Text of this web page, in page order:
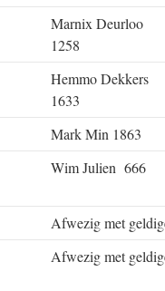
Marnix Deurloo
1258
Hemmo Dekkers
1633
Mark Min 1863
Wim Julien 666
Afwezig met
Afwezig met